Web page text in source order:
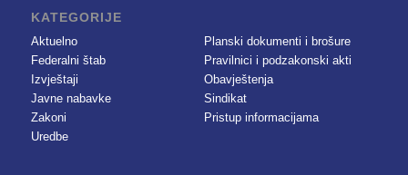
KATEGORIJE
Aktuelno
Federalni štab
Izvještaji
Javne nabavke
Zakoni
Uredbe
Planski dokumenti i brošure
Pravilnici i podzakonski akti
Obavještenja
Sindikat
Pristup informacijama